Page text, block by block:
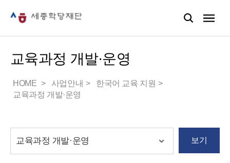
교육과정 개발·운영
HOME 사업안내
한국어 교육 지원
교육과정 개발·운영
보기